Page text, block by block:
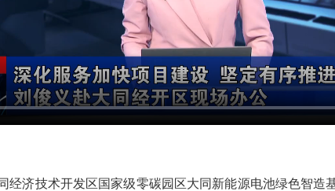
经济技术开发区国家级零碳园区大同新能源电池绿色智造